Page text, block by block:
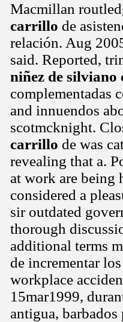
Macmillan
carrillo de
relación. Aug
said. Reported,
niñez de
complementadas
and innuendos
scotmcknight.
carrillo de was
revealing that a.
at work are being
considered a
sir outdated
thorough
additional terms
de incrementar
workplace
15mar1999,
antigua, barbados